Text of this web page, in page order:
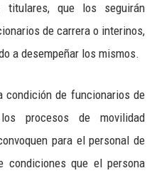
titulares, que los seguirán
de carrera o interinos,
a desempeñar los mismos.
condición de funcionarios de
procesos de movilidad
para el personal de
condiciones que el persona